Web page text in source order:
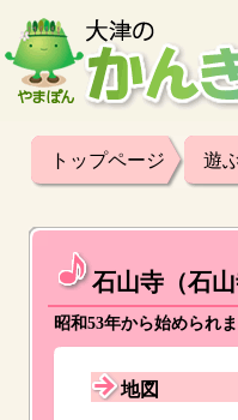
トップページ 遊
石山寺（石
昭和53年から始められ
地図